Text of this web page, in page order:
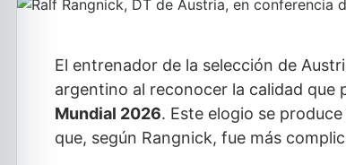
El entrenador de la selección de
argentino al reconocer la calidad que
Mundial 2026. Este elogio se
que, según Rangnick, fue más